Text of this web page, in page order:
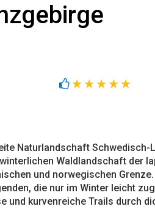
Naturlandschaft Schwedisch-
Waldlandschaft der
und norwegischen
die nur im Winter leicht
kurvenreiche Trails durch